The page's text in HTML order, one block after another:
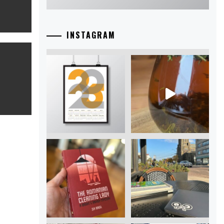
INSTAGRAM